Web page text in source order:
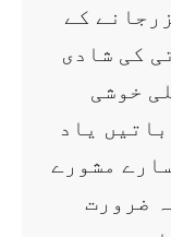
کے
کی شادی
خوشی
یاد
مشورے
ضرورت